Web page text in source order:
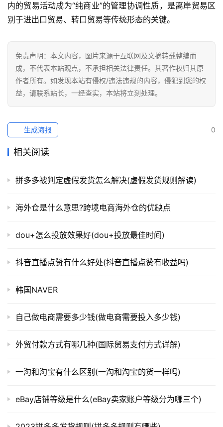
内的贸易活动成为“纯商业”的管理协调性质，是离岸贸易区
别于进出口贸易、转口贸易等传统形态的关键。
免责声明：本文内容，图片来源于互联网及文摘转载整编而
成，不代表本站观点，不承担相关法律责任。其著作权归其原
作者所有。如发现本站有侵权/违法违规的内容，侵犯到您的权
益，请联系站长，一经查实，本站将立刻处理。
0
生成海报
相关阅读
拼多多被判定虚假发货怎么解决(虚假发货规则解读)
海外仓是什么意思?跨境电商海外仓的优缺点
dou+怎么投放效果好(dou+投放最佳时间)
抖音直播点赞有什么好处(抖音直播点赞有收益吗)
韩国NAVER
自己做电商需要多少钱(做电商需要投入多少钱)
外贸付款方式有哪几种(国际贸易支付方式详解)
一淘和淘宝有什么区别(一淘和淘宝的货一样吗)
eBay店铺等级是什么(eBay卖家账户等级分为哪三个)